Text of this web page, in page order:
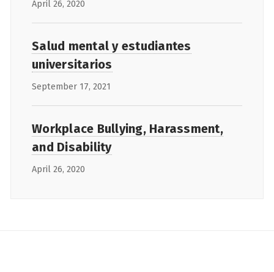
April 26, 2020
Salud mental y estudiantes
universitarios
September 17, 2021
Workplace Bullying, Harassment,
and Disability
April 26, 2020